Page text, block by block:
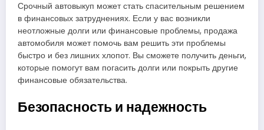
Срочный автовыкуп может стать спасительным решением
в финансовых затруднениях. Если у вас возникли
неотложные долги или финансовые проблемы, продажа
автомобиля может помочь вам решить эти проблемы
быстро и без лишних хлопот. Вы сможете получить деньги,
которые помогут вам погасить долги или покрыть другие
финансовые обязательства.
Безопасность и надежность